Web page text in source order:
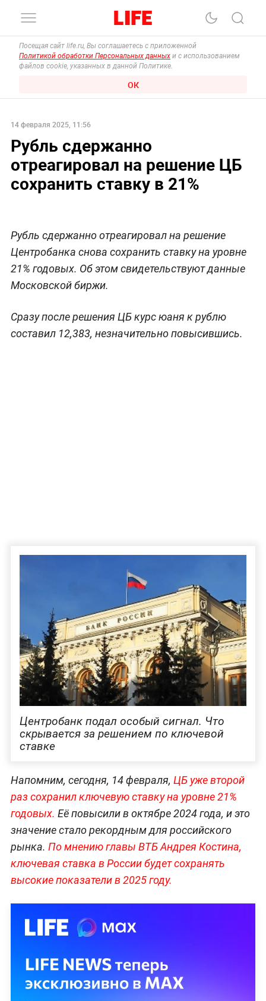
Посещая сайт life.ru, Вы соглашаетесь с приложенной
Политикой обработки Персональных данных и с использованием
файлов cookie, указанных в данной Политике.
ОК
14 февраля 2025, 11:56
Рубль сдержанно
отреагировал на решение ЦБ
сохранить ставку в 21%
Рубль сдержанно отреагировал на решение
Центробанка снова сохранить ставку на уровне
21% годовых. Об этом свидетельствуют данные
Московской биржи.
Сразу после решения ЦБ курс юаня к рублю
составил 12,383, незначительно повысившись.
Центробанк подал особый сигнал. Что
скрывается за решением по ключевой
ставке
Напомним, сегодня, 14 февраля, ЦБ уже второй
раз сохранил ключевую ставку на уровне 21%
годовых. Её повысили в октябре 2024 года, и это
значение стало рекордным для российского
рынка. По мнению главы ВТБ Андрея Костина,
ключевая ставка в России будет сохранять
высокие показатели в 2025 году.